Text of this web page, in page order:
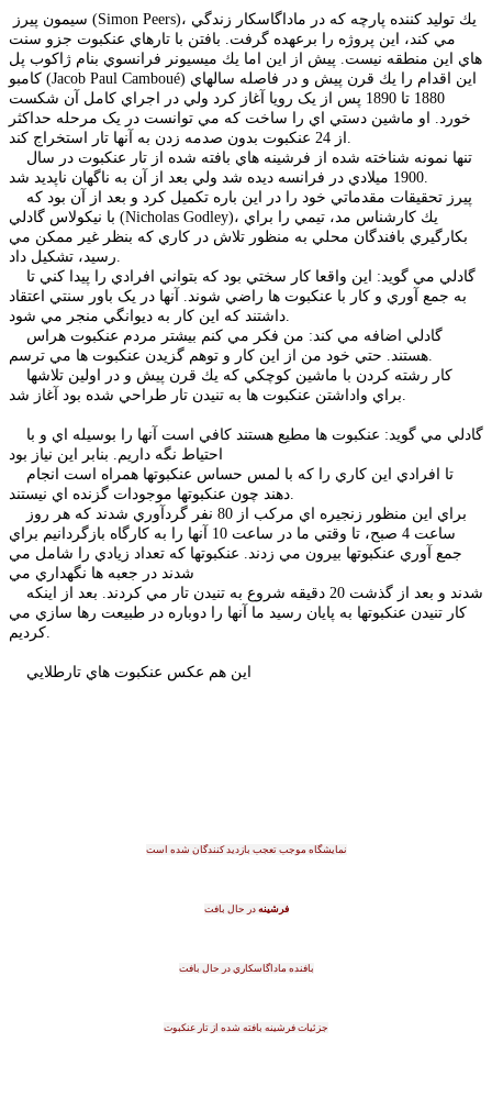
(Simon Peers)، يك توليد كننده پارچه كه در ماداگاسكار زندگي
مي كند، اين پروژه را برعهده گرفت. بافتن با تارهاي عنكبوت جزو سنت
هاي اين منطقه نيست. پيش از اين اما يك ميسيونر فرانسوي بنام ژاکوب پل
(Jacob Paul Camboué) اين اقدام را يك قرن پيش و در فاصله سالهاي
1880 تا 1890 پس از يک رويا آغاز کرد ولي در اجراي کامل آن شكست
خورد. او ماشين دستي اي را ساخت که مي توانست در يک مرحله حداکثر
از 24 عنکبوت بدون صدمه زدن به آنها تار استخراج کند.
1900 ميلادي در فرانسه ديده شد ولي بعد از آن به ناگهان ناپديد شد.
پيرز تحقيقات مقدماتي خود را در اين باره تكميل كرد و بعد از آن بود كه
با نيكولاس گادلي
(Nicholas Godley)، يك كارشناس مد، تيمي را براي
بكارگيري بافندگان محلي به منظور تلاش در كاري كه بنظر غير ممكن مي
رسيد، تشكيل داد.
گادلي مي گويد: اين واقعا كار سختي بود كه بتواني افرادي را پيدا كني تا
به جمع آوري و كار با عنكبوت ها راضي شوند. آنها در يک باور سنتي اعتقاد
داشتند كه اين كار به ديوانگي منجر مي شود.
گادلي اضافه مي كند: من فكر مي كنم بيشتر مردم عنكبوت هراس
هستند. حتي خود من از اين كار و توهم گزيدن عنكبوت ها مي ترسم.
براي واداشتن عنكبوت ها به تنيدن تار طراحي شده بود آغاز شد.
گادلي مي گويد: عنكبوت ها مطيع هستند كافي است آنها را بوسيله اي و با
دهند چون عنكبوتها موجودات گزنده اي نيستند.
ساعت 4 صبح، تا وقتي ما در ساعت 10 آنها را به كارگاه بازگردانيم براي
جمع آوري عنكبوتها بيرون مي زدند. عنكبوتها كه تعداد زيادي را شامل مي
کار تنيدن عنکبوتها به پايان رسيد ما آنها را دوباره در طبيعت رها سازي مي
كرديم.
اين هم عکس عنکبوت هاي تارطلايي
نمايشگاه موجب تعجب بازديد کنندگان شده است
فرشينه در حال بافت
بافنده ماداگاسکاري در حال بافت
جزئيات فرشينه بافته شده از تار عنکبوت